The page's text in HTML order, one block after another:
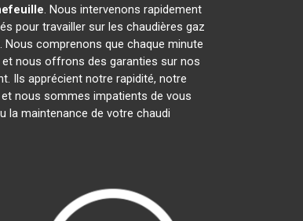
. Nous intervenons rapidement
pour travailler sur les chaudières gaz
comprenons que chaque minute
nous offrons des garanties sur nos
Ils apprécient notre rapidité, notre
et nous sommes impatients de vous
la maintenance de votre chaudi